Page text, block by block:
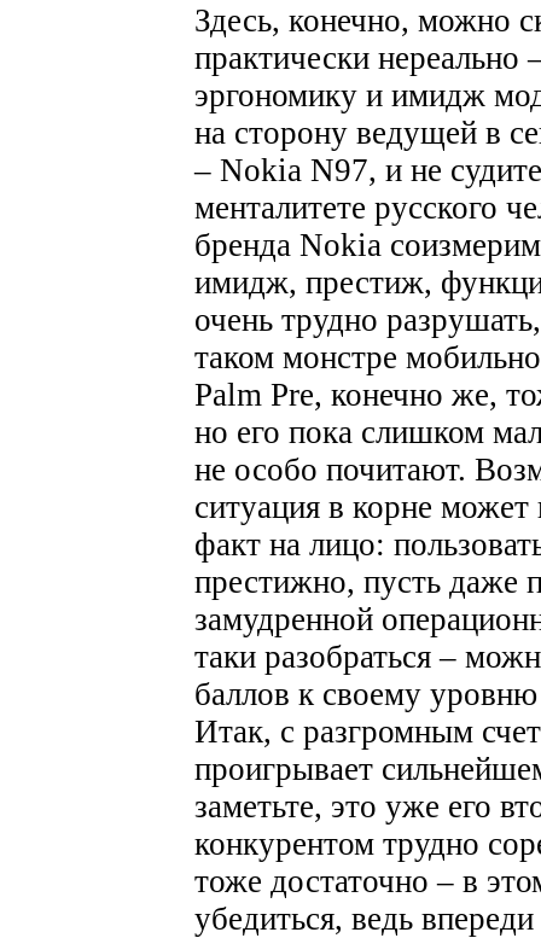
Здесь, конечно, можно
практически нереально
эргономику и имидж
на сторону ведущей в
– Nokia N97, и не
менталитете русского
бренда Nokia
имидж, престиж,
очень трудно
таком монстре
Palm Pre, конечно же,
но его пока слишком
не особо почитают.
ситуация в корне
факт на лицо:
престижно, пусть даже
замудренной
таки разобраться –
баллов к своему
Итак, с разгромным
проигрывает
заметьте, это уже его
конкурентом трудно
тоже достаточно – в
убедиться, ведь